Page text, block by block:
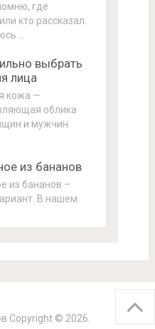
где
кто рассказал.
…
выбрать
лица
кожа —
облика
и мужчин.
из бананов
из бананов –
В нашем
Copyright © 2026.